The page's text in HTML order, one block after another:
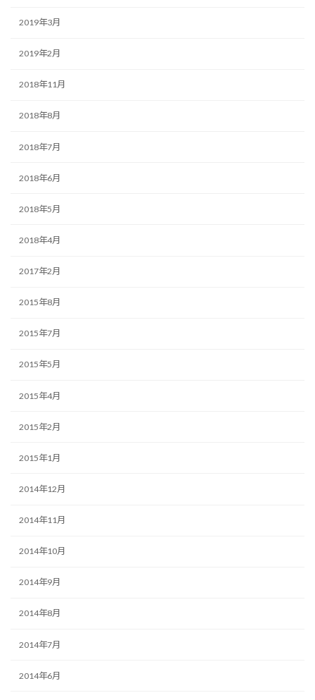
2019年3月
2019年2月
2018年11月
2018年8月
2018年7月
2018年6月
2018年5月
2018年4月
2017年2月
2015年8月
2015年7月
2015年5月
2015年4月
2015年2月
2015年1月
2014年12月
2014年11月
2014年10月
2014年9月
2014年8月
2014年7月
2014年6月